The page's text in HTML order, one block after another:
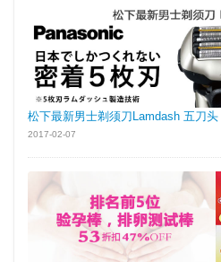
松下最新男士剃须刀Lamdash 五刀头
2017-02-07